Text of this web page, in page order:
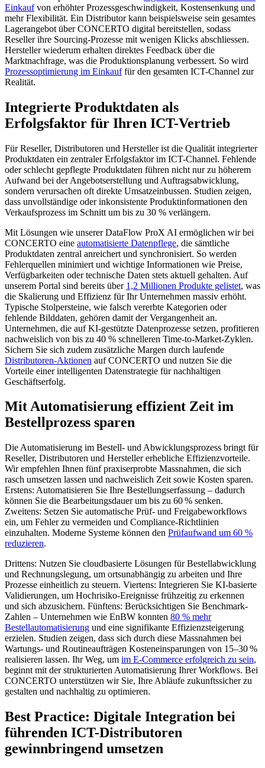
Einkaufvon erhöhter Prozessgeschwindigkeit, Kostensenkung und
mehr Flexibilität. Ein Distributor kann beispielsweise sein gesamtes
Lagerangebot über CONCERTO digital bereitstellen, sodass
Reseller ihre Sourcing-Prozesse mit wenigen Klicks abschliessen.
Hersteller wiederum erhalten direktes Feedback über die
Marktnachfrage, was die Produktionsplanung verbessert. So wird
Prozessoptimierung im Einkauffür den gesamten ICT-Channel zur
Realität.
Integrierte Produktdaten als
Erfolgsfaktor für Ihren ICT-Vertrieb
Für Reseller, Distributoren und Hersteller ist die Qualität integrierter
Produktdaten ein zentraler Erfolgsfaktor im ICT-Channel. Fehlende
oder schlecht gepflegte Produktdaten führen nicht nur zu höherem
Aufwand bei der Angebotserstellung und Auftragsabwicklung,
sondern verursachen oft direkte Umsatzeinbussen. Studien zeigen,
dass unvollständige oder inkonsistente Produktinformationen den
Verkaufsprozess im Schnitt um bis zu 30 % verlängern.
Mit Lösungen wie unserer DataFlow ProX AI ermöglichen wir bei
CONCERTO eine automatisierte Datenpflege, die sämtliche
Produktdaten zentral anreichert und synchronisiert. So werden
Fehlerquellen minimiert und wichtige Informationen wie Preise,
Verfügbarkeiten oder technische Daten stets aktuell gehalten. Auf
unserem Portal sind bereits über 1,2 Millionen Produkte gelistet, was
die Skalierung und Effizienz für Ihr Unternehmen massiv erhöht.
Typische Stolpersteine, wie falsch vererbte Kategorien oder
fehlende Bilddaten, gehören damit der Vergangenheit an.
Unternehmen, die auf KI-gestützte Datenprozesse setzen, profitieren
nachweislich von bis zu 40 % schnelleren Time-to-Market-Zyklen.
Sichern Sie sich zudem zusätzliche Margen durch laufende
Distributoren-Aktionen auf CONCERTO und nutzen Sie die
Vorteile einer intelligenten Datenstrategie für nachhaltigen
Geschäftserfolg.
Mit Automatisierung effizient Zeit im
Bestellprozess sparen
Die Automatisierung im Bestell- und Abwicklungsprozess bringt für
Reseller, Distributoren und Hersteller erhebliche Effizienzvorteile.
Wir empfehlen Ihnen fünf praxiserprobte Massnahmen, die sich
rasch umsetzen lassen und nachweislich Zeit sowie Kosten sparen.
Erstens: Automatisieren Sie Ihre Bestellungserfassung – dadurch
können Sie die Bearbeitungsdauer um bis zu 60 % senken.
Zweitens: Setzen Sie automatische Prüf- und Freigabeworkflows
ein, um Fehler zu vermeiden und Compliance-Richtlinien
einzuhalten. Moderne Systeme können den Prüfaufwand um 60 %
reduzieren.
Drittens: Nutzen Sie cloudbasierte Lösungen für Bestellabwicklung
und Rechnungslegung, um ortsunabhängig zu arbeiten und Ihre
Prozesse einheitlich zu steuern. Viertens: Integrieren Sie KI-basierte
Validierungen, um Hochrisiko-Ereignisse frühzeitig zu erkennen
und sich abzusichern. Fünftens: Berücksichtigen Sie Benchmark-
Zahlen – Unternehmen wie EnBW konnten 80 % mehr
Bestellautomatisierung und eine signifikante Effizienzsteigerung
erzielen. Studien zeigen, dass sich durch diese Massnahmen bei
Wartungs- und Routineaufträgen Kosteneinsparungen von 15–30 %
realisieren lassen. Ihr Weg, um im E-Commerce erfolgreich zu sein,
beginnt mit der strukturierten Automatisierung Ihrer Workflows. Bei
CONCERTO unterstützen wir Sie, Ihre Abläufe zukunftssicher zu
gestalten und nachhaltig zu optimieren.
Best Practice: Digitale Integration bei
führenden ICT-Distributoren
gewinnbringend umsetzen